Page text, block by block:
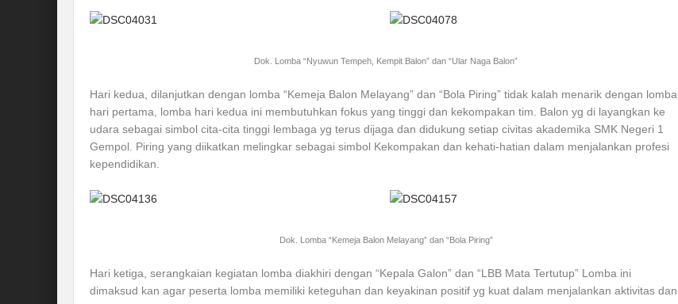
Dok. Lomba “Nyuwun Tempeh, Kempit Balon” dan “Ular Naga Balon”
Hari kedua, dilanjutkan dengan lomba “Kemeja Balon Melayang” dan “Bola Piring” tidak kalah menarik dengan lomba
hari pertama, lomba hari kedua ini membutuhkan fokus yang tinggi dan kekompakan tim. Balon yg di layangkan ke
udara sebagai simbol cita-cita tinggi lembaga yg terus dijaga dan didukung setiap civitas akademika SMK Negeri 1
Gempol. Piring yang diikatkan melingkar sebagai simbol Kekompakan dan kehati-hatian dalam menjalankan profesi
kependidikan.
Dok. Lomba “Kemeja Balon Melayang” dan “Bola Piring”
Hari ketiga, serangkaian kegiatan lomba diakhiri dengan “Kepala Galon” dan “LBB Mata Tertutup” Lomba ini
dimaksud kan agar peserta lomba memiliki keteguhan dan keyakinan positif yg kuat dalam menjalankan aktivitas dan